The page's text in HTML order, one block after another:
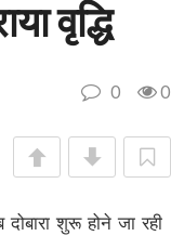
वृद्धि
0 0
शुरू होने जा रही